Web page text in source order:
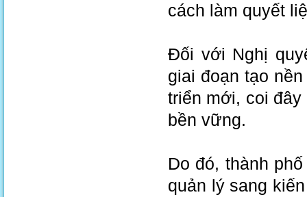
cách làm quyết
Đối với Nghị
giai đoạn tạo
triển mới, coi
bền vững.
Do đó, thành
quản lý sang